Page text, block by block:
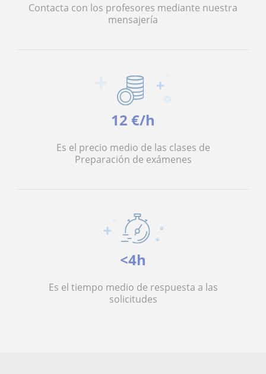
Contacta con los profesores mediante nuestra
mensajería
12 €/h
Es el precio medio de las clases de
Preparación de exámenes
<4h
Es el tiempo medio de respuesta a las
solicitudes